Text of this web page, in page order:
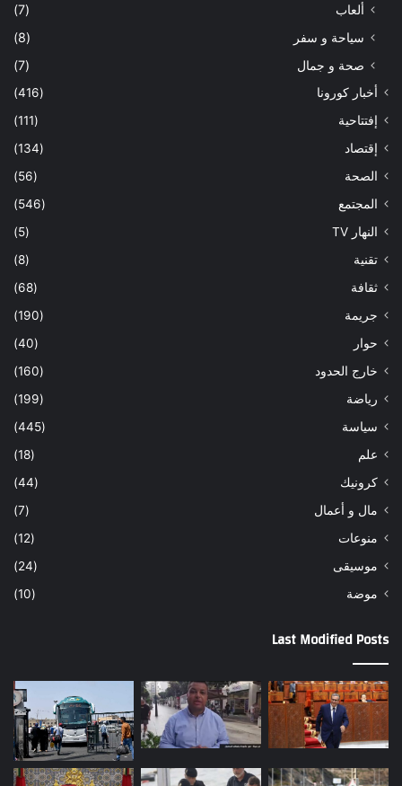
ألعاب
(7)
سياحة و سفر
(8)
صحة و جمال
(7)
أخبار كورونا
(416)
إفتتاحية
(111)
إقتصاد
(134)
الصحة
(56)
المجتمع
(546)
النهار TV
(5)
تقنية
(8)
ثقافة
(68)
جريمة
(190)
حوار
(40)
خارج الحدود
(160)
رياضة
(199)
سياسة
(445)
علم
(18)
كرونيك
(44)
مال و أعمال
(7)
منوعات
(12)
موسيقى
(24)
موضة
(10)
Last Modified Posts